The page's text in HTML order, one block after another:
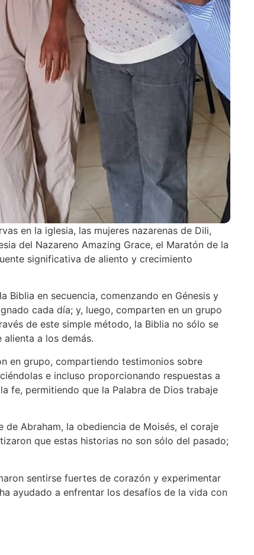
en la iglesia, las mujeres nazarenas de Dili,
del Nazareno Amazing Grace, el Maratón de la
significativa de aliento y crecimiento
Biblia en secuencia, comenzando en Génesis y
cada día; y, luego, comparten en un grupo
de este simple método, la Biblia no sólo se
a los demás.
en grupo, compartiendo testimonios sobre
e incluso proporcionando respuestas a
fe, permitiendo que la Palabra de Dios trabaje
Abraham, la obediencia de Moisés, el coraje
que estas historias no son sólo del pasado;
sentirse fuertes de corazón y experimentar
ayudado a enfrentar los desafíos de la vida con